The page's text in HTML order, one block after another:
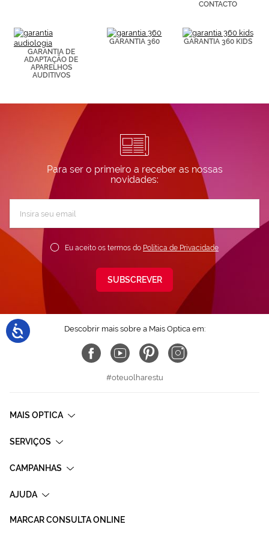
información en
nuestra
Política de
Cookies.
CONTACTO
GARANTIA DE
ADAPTAÇÃO DE
APARELHOS
AUDITIVOS
GARANTIA 360 GARANTIA 360 KIDS
Para ser o primeiro a receber as nossas
novidades:
Newsletter:
Eu aceito os termos do Política de Privacidade
SUBSCREVER
Descobrir mais sobre a Mais Optica em:
#oteuolharestu
MAIS OPTICA
SERVIÇOS
CAMPANHAS
AJUDA
MARCAR CONSULTA ONLINE